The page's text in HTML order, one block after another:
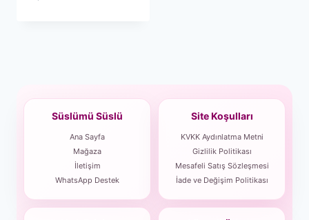
Süslümü Süslü
Ana Sayfa
Mağaza
İletişim
WhatsApp Destek
Site Koşulları
KVKK Aydınlatma Metni
Gizlilik Politikası
Mesafeli Satış Sözleşmesi
İade ve Değişim Politikası